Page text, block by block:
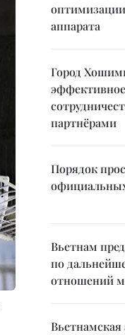
оптимизации
аппарата
Город
партнёрами
Порядок
Вьетнам
по
отношений
Вьетнамская